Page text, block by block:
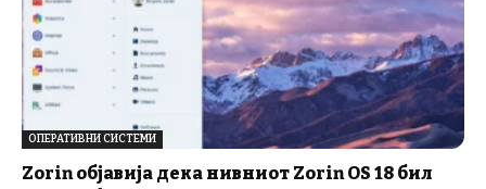
ОПЕРАТИВНИ СИСТЕМИ
Zorin објавија дека нивниот Zorin OS 18 бил